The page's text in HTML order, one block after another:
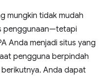
mungkin tidak mudah
penggunaan—tetapi
Anda menjadi situs yang
pengguna berpindah
Anda dapat